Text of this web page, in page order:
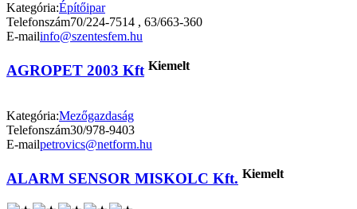
Kategória:Építőipar
Telefonszám70/224-7514 , 63/663-360
E-mailinfo@szentesfem.hu
AGROPET 2003 Kft Kiemelt
Kategória:Mezőgazdaság
Telefonszám30/978-9403
E-mailpetrovics@netform.hu
ALARM SENSOR MISKOLC Kft. Kiemelt